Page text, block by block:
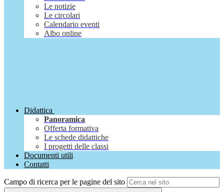
Le notizie
Le circolari
Calendario eventi
Albo online
Didattica
Panoramica
Offerta formativa
Le schede didattiche
I progetti delle classi
Documenti utili
Contatti
Campo di ricerca per le pagine del sito